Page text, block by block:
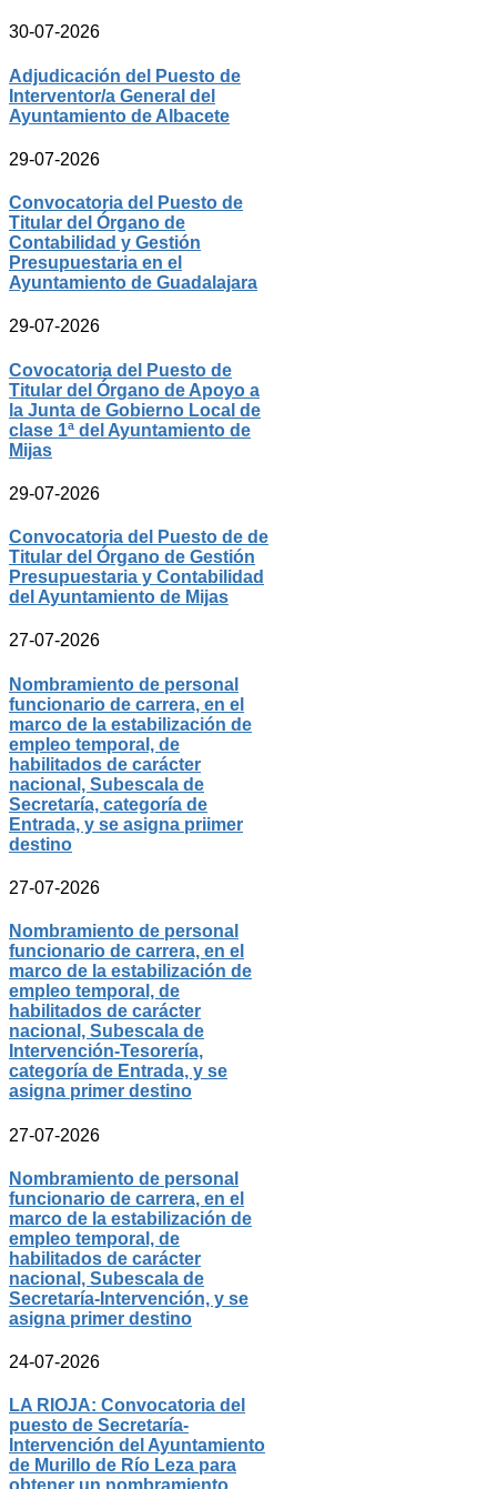
30-07-2026
Adjudicación del Puesto de
Interventor/a General del
Ayuntamiento de Albacete
29-07-2026
Convocatoria del Puesto de
Titular del Órgano de
Contabilidad y Gestión
Presupuestaria en el
Ayuntamiento de Guadalajara
29-07-2026
Covocatoria del Puesto de
Titular del Órgano de Apoyo a
la Junta de Gobierno Local de
clase 1ª del Ayuntamiento de
Mijas
29-07-2026
Convocatoria del Puesto de de
Titular del Órgano de Gestión
Presupuestaria y Contabilidad
del Ayuntamiento de Mijas
27-07-2026
Nombramiento de personal
funcionario de carrera, en el
marco de la estabilización de
empleo temporal, de
habilitados de carácter
nacional, Subescala de
Secretaría, categoría de
Entrada, y se asigna priimer
destino
27-07-2026
Nombramiento de personal
funcionario de carrera, en el
marco de la estabilización de
empleo temporal, de
habilitados de carácter
nacional, Subescala de
Intervención-Tesorería,
categoría de Entrada, y se
asigna primer destino
27-07-2026
Nombramiento de personal
funcionario de carrera, en el
marco de la estabilización de
empleo temporal, de
habilitados de carácter
nacional, Subescala de
Secretaría-Intervención, y se
asigna primer destino
24-07-2026
LA RIOJA: Convocatoria del
puesto de Secretaría-
Intervención del Ayuntamiento
de Murillo de Río Leza para